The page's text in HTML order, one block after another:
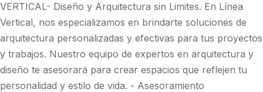
VERTICAL- Diseño y Arquitectura sin Limites. En Línea
Vertical, nos especializamos en brindarte soluciones de
arquitectura personalizadas y efectivas para tus proyectos
y trabajos. Nuestro equipo de expertos en arquitectura y
diseño te asesorará para crear espacios que reflejen tu
personalidad y estilo de vida. - Asesoramiento